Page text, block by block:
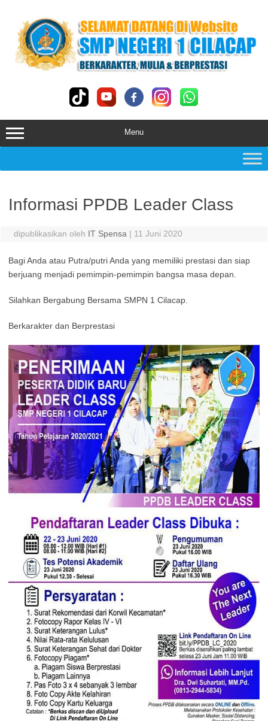
content
Menu
Informasi PPDB Leader Class
dipublikasikan oleh IT Spensa | 11 Juni 2020
Bagi Anda atau Putra/putri Anda yang memiliki prestasi dan siap
berjuang menjadi pemimpin-pemimpin bangsa masa depan.
Silahkan Bergabung Bersama SMPN 1 Cilacap.
Berkarakter dan Berprestasi